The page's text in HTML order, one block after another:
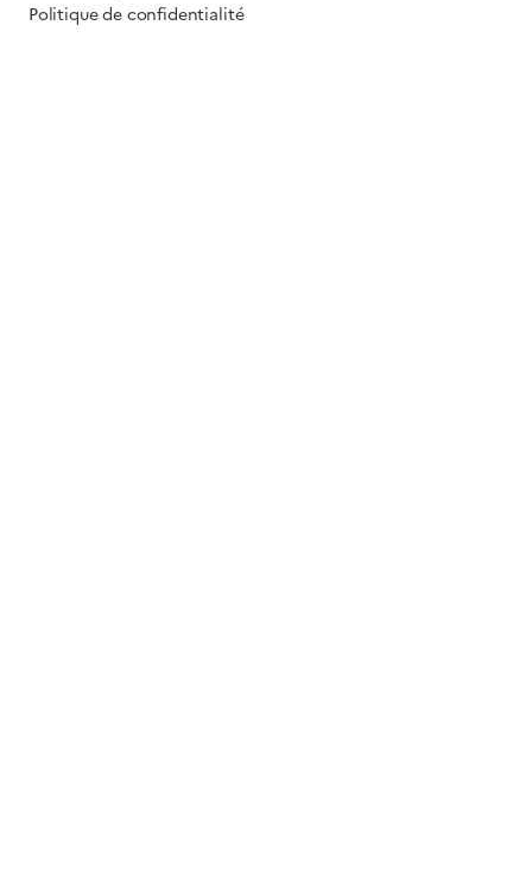
Politique de confidentialité